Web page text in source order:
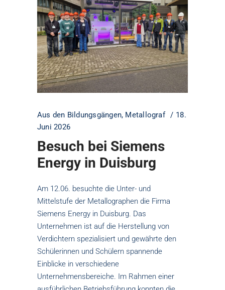
Aus den Bildungsgängen, Metallograf
18.
Juni 2026
Besuch bei Siemens
Energy in Duisburg
Am 12.06. besuchte die Unter- und
Mittelstufe der Metallographen die Firma
Siemens Energy in Duisburg. Das
Unternehmen ist auf die Herstellung von
Verdichtern spezialisiert und gewährte den
Schülerinnen und Schülern spannende
Einblicke in verschiedene
Unternehmensbereiche. Im Rahmen einer